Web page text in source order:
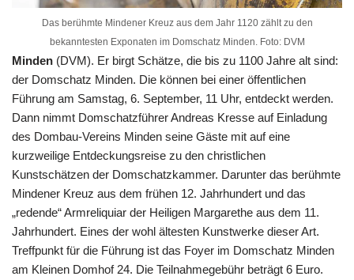
Das berühmte Mindener Kreuz aus dem Jahr 1120 zählt zu den
bekanntesten Exponaten im Domschatz Minden. Foto: DVM
Minden (DVM). Er birgt Schätze, die bis zu 1100 Jahre alt sind:
der Domschatz Minden. Die können bei einer öffentlichen
Führung am Samstag, 6. September, 11 Uhr, entdeckt werden.
Dann nimmt Domschatzführer Andreas Kresse auf Einladung
des Dombau-Vereins Minden seine Gäste mit auf eine
kurzweilige Entdeckungsreise zu den christlichen
Kunstschätzen der Domschatzkammer. Darunter das berühmte
Mindener Kreuz aus dem frühen 12. Jahrhundert und das
„redende“ Armreliquiar der Heiligen Margarethe aus dem 11.
Jahrhundert. Eines der wohl ältesten Kunstwerke dieser Art.
Treffpunkt für die Führung ist das Foyer im Domschatz Minden
am Kleinen Domhof 24. Die Teilnahmegebühr beträgt 6 Euro.